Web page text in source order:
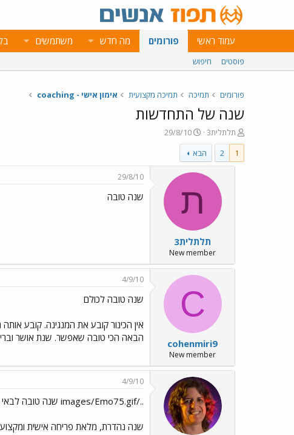
עמוד ראשי פורומים מה חדש משתמשים
פוסטים חיפוש
פורומים תמיכה תמיכה מקצועית אימון אישי - coaching
שנה של התחדשות
פ
ו
ת
ח
תלתלית3
פ
ו
ר
ס
ם
ת
א
י
ך
29/8/10
1
2 הבא
ת
תלתלית3
New member
29/8/10
שנה טובה
C
cohenmiri9
New member
4/9/10
שנה טובה לכולם
אין הכינור קובע את המנגינה. קובע
הבאה הכי טובה שאפשר. שנת אושר
4/9/10
../images/Emo75.gif שנה טובה לבאי הפורום ../images/Emo74.gif
שנה נהדרת, מלאת פריחה אישית